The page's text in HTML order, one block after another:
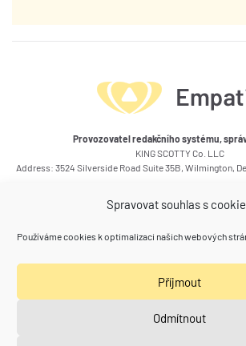
Spravovat souhlas s
Používáme cookies k optimalizaci našich webových
Příjmout
Odmítnout
Provozovatel redakčního systému,
KING SCOTTY Co. LLC
Address: 3524 Silverside Road Suite 35B, Wilmington,
Okruhy témat článků
Poradna zdraví a vztahů
Naše další weby